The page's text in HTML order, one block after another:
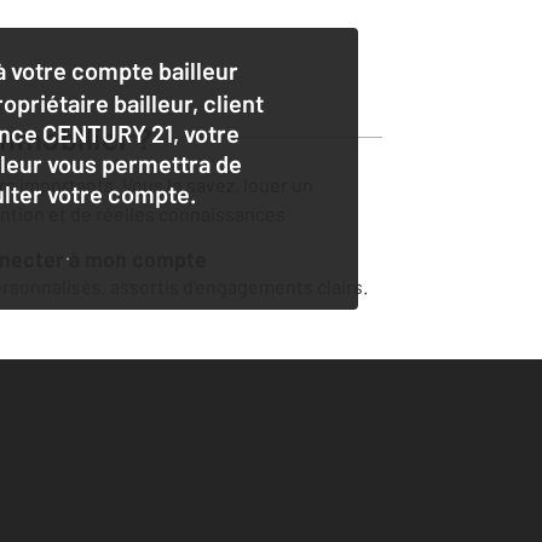
votre compte bailleur
bailleur, client
CENTURY 21, votre
vous permettra de
votre compte.
à mon compte
?
Vous le savez, louer un
et de réelles connaissances
assortis d'engagements clairs.